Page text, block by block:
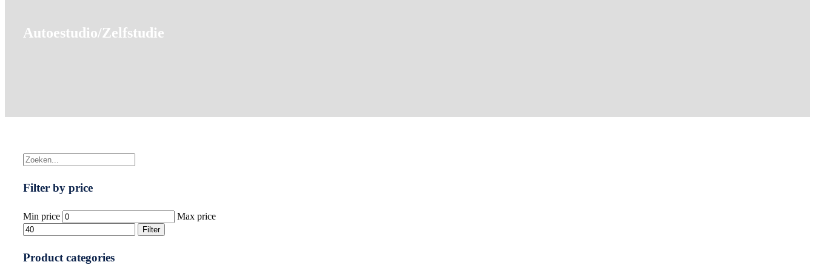
Autoestudio/Zelfstudie
Filter by price
Min price Max price
Filter
Product categories